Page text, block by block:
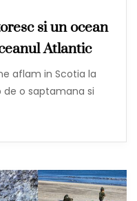
si un ocean
Atlantic
aflam in Scotia la
o saptamana si